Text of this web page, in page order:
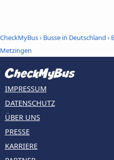
CheckMyBus› Busse in Deutschland ›
Metzingen
IMPRESSUM
DATENSCHUTZ
ÜBER UNS
PRESSE
KARRIERE